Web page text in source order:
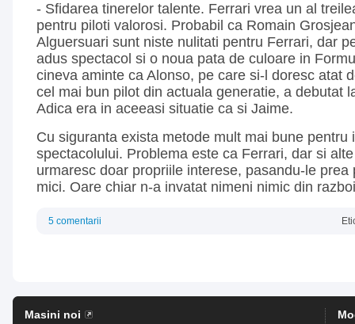
- Sfidarea tinerelor talente. Ferrari vrea un al
pentru piloti valorosi. Probabil ca Romain
Alguersuari sunt niste nulitati pentru Ferrari, dar
adus spectacol si o noua pata de culoare in
cineva aminte ca Alonso, pe care si-l doresc atat
cel mai bun pilot din actuala generatie, a debutat
Adica era in aceeasi situatie ca si Jaime.
Cu siguranta exista metode mult mai bune pentru
spectacolului. Problema este ca Ferrari, dar si
urmaresc doar propriile interese, pasandu-le prea
mici. Oare chiar n-a invatat nimeni nimic din
5 comentarii
Masini noi